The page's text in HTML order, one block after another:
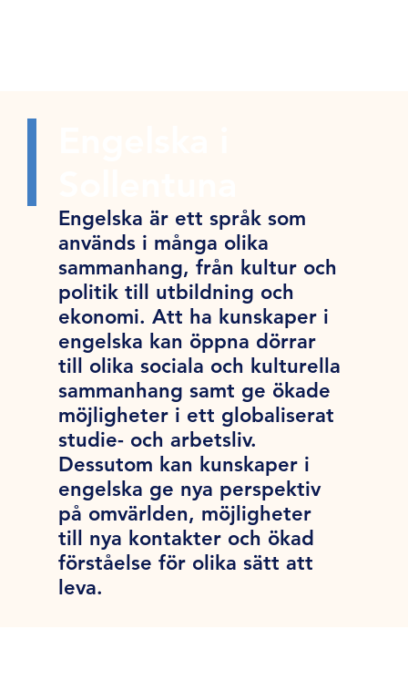
Engelska är ett språk som
används i många olika
sammanhang, från kultur och
politik till utbildning och
ekonomi. Att ha kunskaper i
engelska kan öppna dörrar
till olika sociala och kulturella
sammanhang samt ge ökade
möjligheter i ett globaliserat
studie- och arbetsliv.
Dessutom kan kunskaper i
engelska ge nya perspektiv
på omvärlden, möjligheter
till nya kontakter och ökad
förståelse för olika sätt att
leva.